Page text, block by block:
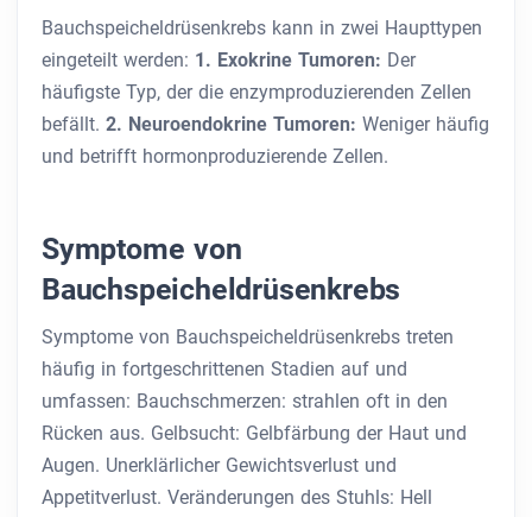
Bauchspeicheldrüsenkrebs kann in zwei Haupttypen
eingeteilt werden: 1. Exokrine Tumoren: Der
häufigste Typ, der die enzymproduzierenden Zellen
befällt. 2. Neuroendokrine Tumoren: Weniger häufig
und betrifft hormonproduzierende Zellen.
Symptome von
Bauchspeicheldrüsenkrebs
Symptome von Bauchspeicheldrüsenkrebs treten
häufig in fortgeschrittenen Stadien auf und
umfassen: Bauchschmerzen: strahlen oft in den
Rücken aus. Gelbsucht: Gelbfärbung der Haut und
Augen. Unerklärlicher Gewichtsverlust und
Appetitverlust. Veränderungen des Stuhls: Hell